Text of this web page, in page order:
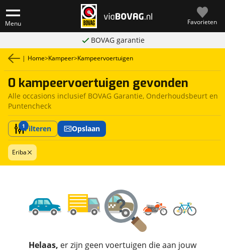
Menu Favorieten
BOVAG garantie
| Home>Kampeer>Kampeervoertuigen
0 kampeervoertuigen gevonden
Alle occasions inclusief BOVAG Garantie, Onderhoudsbeurt en
Puntencheck
1Filteren Opslaan
Eriba
Helaas, er zijn geen voertuigen die aan jouw